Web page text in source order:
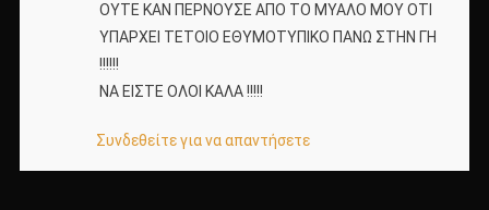
ΟΥΤΕ ΚΑΝ ΠΕΡΝΟΥΣΕ ΑΠΟ ΤΟ ΜΥΑΛΟ ΜΟΥ ΟΤΙ
ΥΠΑΡΧΕΙ ΤΕΤΟΙΟ ΕΘΥΜΟΤΥΠΙΚΟ ΠΑΝΩ ΣΤΗΝ ΓΗ
!!!!!!
ΝΑ ΕΙΣΤΕ ΟΛΟΙ ΚΑΛΑ !!!!!
Συνδεθείτε για να απαντήσετε